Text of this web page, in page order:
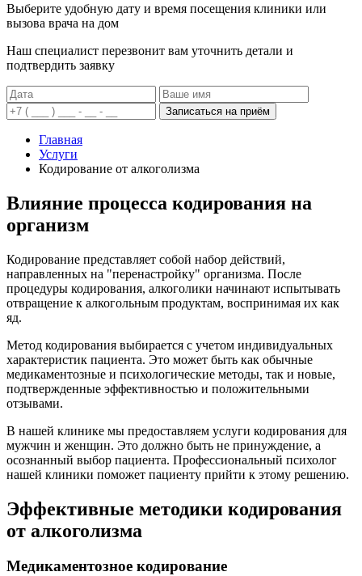
Выберите удобную дату и время посещения клиники или
вызова врача на дом
Наш специалист перезвонит вам уточнить детали и
подтвердить заявку
Записаться на приём
Главная
Услуги
Кодирование от алкоголизма
Влияние процесса кодирования на
организм
Кодирование представляет собой набор действий,
направленных на "перенастройку" организма. После
процедуры кодирования, алкоголики начинают испытывать
отвращение к алкогольным продуктам, воспринимая их как
яд.
Метод кодирования выбирается с учетом индивидуальных
характеристик пациента. Это может быть как обычные
медикаментозные и психологические методы, так и новые,
подтвержденные эффективностью и положительными
отзывами.
В нашей клинике мы предоставляем услуги кодирования для
мужчин и женщин. Это должно быть не принуждение, а
осознанный выбор пациента. Профессиональный психолог
нашей клиники поможет пациенту прийти к этому решению.
Эффективные методики кодирования
от алкоголизма
Медикаментозное кодирование